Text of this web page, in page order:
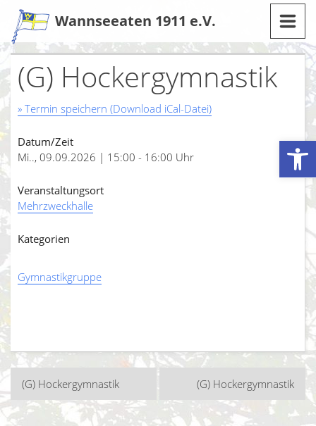
Werkzeugleiste öffnen
Zum
Inhalt
Wannseeaten 1911 e.V.
(G) Hockergymnastik
» Termin speichern (Download iCal-Datei)
Datum/Zeit
Mi.., 09.09.2026 | 15:00 - 16:00 Uhr
Veranstaltungsort
Mehrzweckhalle
Kategorien
Gymnastikgruppe
Beitragsnavigation
(G) Hockergymnastik (G) Hockergymnastik